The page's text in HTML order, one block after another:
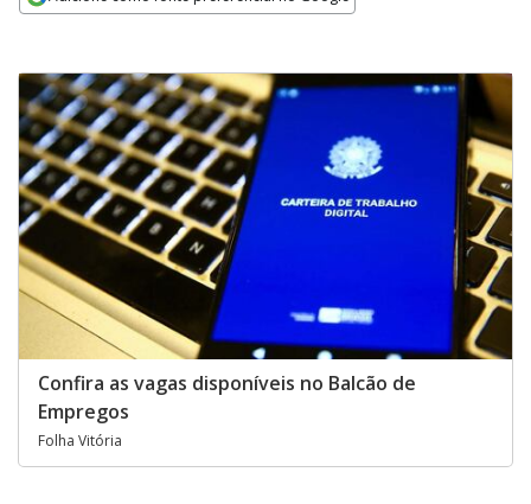
Confira as vagas disponíveis no Balcão de
Empregos
Folha Vitória